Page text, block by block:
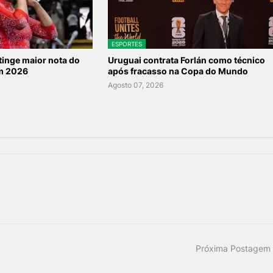
maior nota do
2026
ESPORTES
Uruguai contrata Forlán como técnico
após fracasso na Copa do Mundo
Agosto 07, 2026
Próxima Postagem